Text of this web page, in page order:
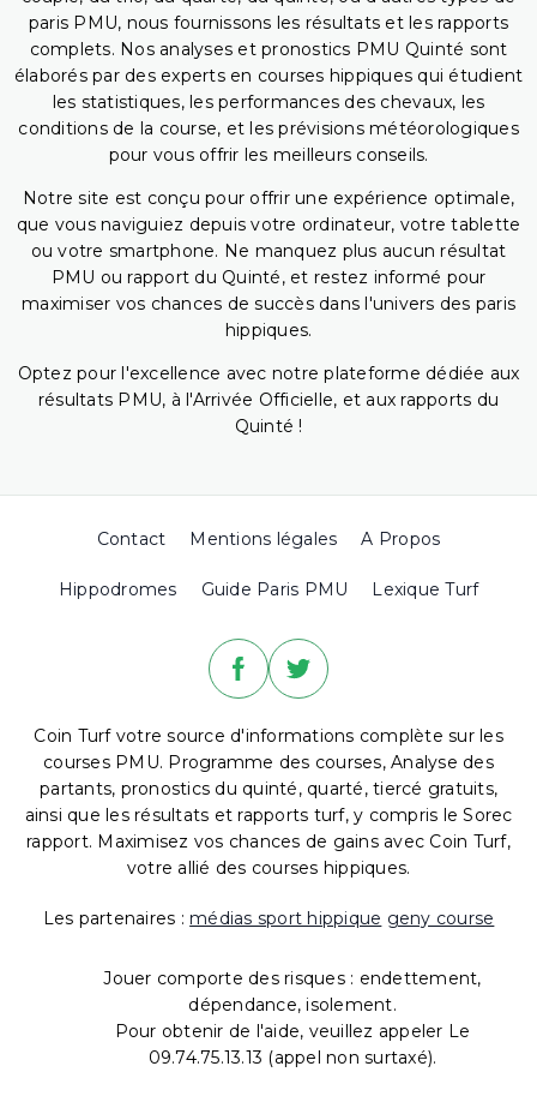
paris PMU, nous fournissons les résultats et les rapports
complets. Nos analyses et pronostics PMU Quinté sont
élaborés par des experts en courses hippiques qui étudient
les statistiques, les performances des chevaux, les
conditions de la course, et les prévisions météorologiques
pour vous offrir les meilleurs conseils.
Notre site est conçu pour offrir une expérience optimale,
que vous naviguiez depuis votre ordinateur, votre tablette
ou votre smartphone. Ne manquez plus aucun résultat
PMU ou rapport du Quinté, et restez informé pour
maximiser vos chances de succès dans l'univers des paris
hippiques.
Optez pour l'excellence avec notre plateforme dédiée aux
résultats PMU, à l'Arrivée Officielle, et aux rapports du
Quinté !
Contact Mentions légales A Propos
Hippodromes Guide Paris PMU Lexique Turf
Coin Turf votre source d'informations complète sur les
courses PMU. Programme des courses, Analyse des
partants, pronostics du quinté, quarté, tiercé gratuits,
ainsi que les résultats et rapports turf, y compris le Sorec
rapport. Maximisez vos chances de gains avec Coin Turf,
votre allié des courses hippiques.
Les partenaires : médias sport hippique geny course
Jouer comporte des risques : endettement,
dépendance, isolement.
Pour obtenir de l'aide, veuillez appeler Le
09.74.75.13.13 (appel non surtaxé).